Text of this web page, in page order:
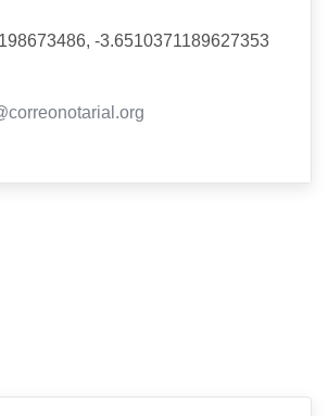
-3.6510371189627353